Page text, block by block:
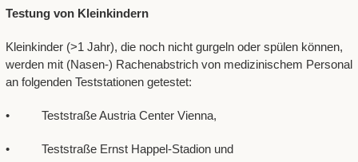
Testung von Kleinkindern
Kleinkinder (>1 Jahr), die noch nicht gurgeln oder spülen können,
werden mit (Nasen-) Rachenabstrich von medizinischem Personal
an folgenden Teststationen getestet:
• Teststraße Austria Center Vienna,
• Teststraße Ernst Happel-Stadion und